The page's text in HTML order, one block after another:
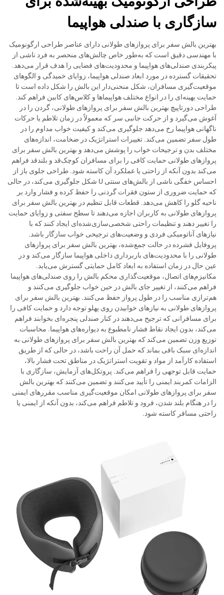
سازگاری با صندلی هواپیما
بهترین بالش سفر برای پروازهای طولانی دارای عناصر طراحی ارگونومیک
با مهندسی دقیق است که به‌طور خاص چالش‌های منحصر به فرد ناشی از
پیکربندی صندلی‌های هواپیما و محدودیت‌های فضایی را هدف قرار می‌دهد.
تحقیقات گسترده در مورد ابعاد صندلی هواپیما، زوایای خمیدگی و الگوهای
موقعیت‌گیری مسافران، شکل منحنی‌دار این بالش را شکل داده است تا
حمایت بهینه‌ای را در انواع مختلف هواپیماها و کلاس‌های کابین فراهم کند.
طراحی دورتاپیچ بهترین بالش سفر برای پروازهای طولانی، گردن را در
آغوش می‌گیرد و از حرکت جانبی سر که معمولاً در زمان تلاطم یا حرکات
ناگهانی هواپیما رخ می‌دهد جلوگیری می‌کند و کیفیت خواب مداوم را در
طول سفر تضمین می‌کند. تغییرات استراتژیک در ضخامت، اندازه‌های
مختلف بدن و ترجیحات خواب را پوشش می‌دهد و بهترین بالش سفر برای
پروازهای طولانی حمایت کافی را برای مسافران کوچک‌قد و بلندقد فراهم
می‌کند بدون آنکه از راحتی یا عملکرد آن کاسته شود. طراحی جلوی باز از
احساس خفگی ناشی از بالش‌های سنتی U شکل جلوگیری می‌کند، در حالی
که حمایت ضروری از ستون فقرات گردنی را حفظ کرده و فشار وارد بر
ناحیه گلو را کاهش می‌دهد. قطعات قابل تنظیم در بهترین بالش سفر برای
پروازهای طولانی به کاربران اجازه می‌دهند تا سطح سفتی و زوایای حمایت
را تغییر دهند و تنظیمات راحتی شخصی‌سازی‌شده‌ای ایجاد کنند که با
نیازهای آناتومیکی فردی و وضعیت‌های ترجیحی خواب سازگار باشد.
پروفایل فشرده در حالت جمع‌شده، بهترین بالش سفر برای پروازهای
طولانی را با محدودیت‌های باربرداری داخلی هواپیما سازگار می‌کند و در
عین حال در زمان استفاده به ابعاد کامل حمایتی گسترش می‌یابد.
مکانیزم‌های اتصال، موقعیت‌گذاری محکم بالش را روی صندلی‌های هواپیما
فراهم می‌کنند، از تغییر جای بالش در حین خواب جلوگیری می‌کنند و
هم‌ترازی مناسب را در طول پرواز حفظ می‌کنند. بهترین بالش سفر برای
پروازهای طولانی به نیازهای خوابیدن روی پهلو توجه دارد و حمایت کافی را
برای مسافرانی که ترجیح می‌دهند در کنار صندلی پنجره‌ای بخوابند فراهم
می‌کند، بدون ایجاد نقاط فشار نامطبوع به دیواره‌های هواپیما. محاسبات
توزیع وزن تضمین می‌کند که بهترین بالش سفر برای پروازهای طولانی به
اندازه‌ای سبک باقی بماند که حمل آن راحت باشد، در حالی که از طریق
استفاده کارآمد از مواد و تقویت استراتژیک در مناطق تحت فشار بالا،
حمایت قابل توجهی را فراهم می‌کند. پروتکل‌های آزمایش، سازگاری با
الزامات کمربند ایمنی را تأیید می‌کنند و تضمین می‌کنند که بهترین بالش
سفر برای پروازهای طولانی امکان موقعیت‌گیری مناسب مقررهای ایمنی
را در هنگام بلند شدن، فرود و تلاطم فراهم می‌کند، بدون آنکه از ایمنی یا
راحتی مسافر کاسته شود.